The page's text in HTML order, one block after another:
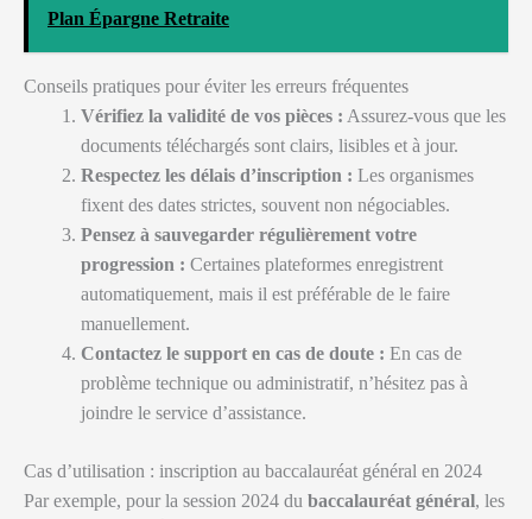
Plan Épargne Retraite
Conseils pratiques pour éviter les erreurs fréquentes
Vérifiez la validité de vos pièces : Assurez-vous que les
documents téléchargés sont clairs, lisibles et à jour.
Respectez les délais d’inscription : Les organismes
fixent des dates strictes, souvent non négociables.
Pensez à sauvegarder régulièrement votre
progression : Certaines plateformes enregistrent
automatiquement, mais il est préférable de le faire
manuellement.
Contactez le support en cas de doute : En cas de
problème technique ou administratif, n’hésitez pas à
joindre le service d’assistance.
Cas d’utilisation : inscription au baccalauréat général en 2024
Par exemple, pour la session 2024 du baccalauréat général, les